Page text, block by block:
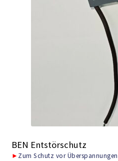
BEN Entstörschutz
► Zum Schutz vor Überspannungen